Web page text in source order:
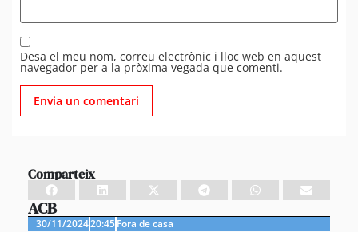
Desa el meu nom, correu electrònic i lloc web en aquest
navegador per a la pròxima vegada que comenti.
Comparteix
ACB
30/11/202420:45Fora de casa